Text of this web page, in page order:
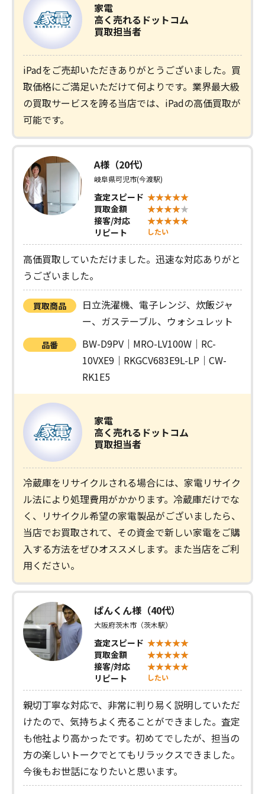
家電
高く売れるドットコム
買取担当者
iPadをご売却いただきありがとうございました。買
取価格にご満足いただけて何よりです。業界最大級
の買取サービスを誇る当店では、iPadの高価買取が
可能です。
A様（20代）
岐阜県可児市(今渡駅)
査定スピード
買取金額
接客/対応
リピート
したい
高価買取していただけました。迅速な対応ありがと
うございました。
買取商品
日立洗濯機、電子レンジ、炊飯ジャ
ー、ガステーブル、ウォシュレット
品番
BW-D9PV｜MRO-LV100W｜RC-
10VXE9｜RKGCV683E9L-LP｜CW-
RK1E5
家電
高く売れるドットコム
買取担当者
冷蔵庫をリサイクルされる場合には、家電リサイク
ル法により処理費用がかかります。冷蔵庫だけでな
く、リサイクル希望の家電製品がございましたら、
当店でお買取されて、その資金で新しい家電をご購
入する方法をぜひオススメします。また当店をご利
用ください。
ぱんくん様（40代）
大阪府茨木市（茨木駅）
査定スピード
買取金額
接客/対応
リピート
したい
親切丁寧な対応で、非常に判り易く説明していただ
けたので、気持ちよく売ることができました。査定
も他社より高かったです。初めてでしたが、担当の
方の楽しいトークでとてもリラックスできました。
今後もお世話になりたいと思います。